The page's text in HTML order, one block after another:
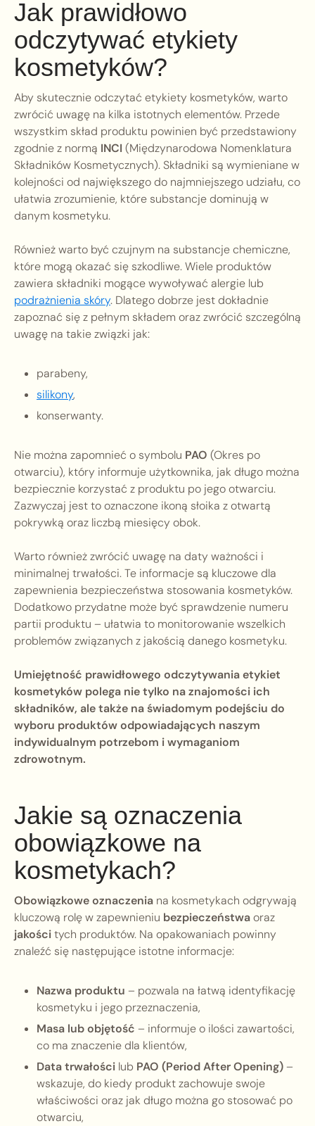
Jak prawidłowo
odczytywać etykiety
kosmetyków?
Aby skutecznie odczytać etykiety kosmetyków, warto
zwrócić uwagę na kilka istotnych elementów. Przede
wszystkim skład produktu powinien być przedstawiony
zgodnie z normą INCI (Międzynarodowa Nomenklatura
Składników Kosmetycznych). Składniki są wymieniane w
kolejności od największego do najmniejszego udziału, co
ułatwia zrozumienie, które substancje dominują w
danym kosmetyku.
Również warto być czujnym na substancje chemiczne,
które mogą okazać się szkodliwe. Wiele produktów
zawiera składniki mogące wywoływać alergie lub
podrażnienia skóry. Dlatego dobrze jest dokładnie
zapoznać się z pełnym składem oraz zwrócić szczególną
uwagę na takie związki jak:
parabeny,
silikony,
konserwanty.
Nie można zapomnieć o symbolu PAO (Okres po
otwarciu), który informuje użytkownika, jak długo można
bezpiecznie korzystać z produktu po jego otwarciu.
Zazwyczaj jest to oznaczone ikoną słoika z otwartą
pokrywką oraz liczbą miesięcy obok.
Warto również zwrócić uwagę na daty ważności i
minimalnej trwałości. Te informacje są kluczowe dla
zapewnienia bezpieczeństwa stosowania kosmetyków.
Dodatkowo przydatne może być sprawdzenie numeru
partii produktu – ułatwia to monitorowanie wszelkich
problemów związanych z jakością danego kosmetyku.
Umiejętność prawidłowego odczytywania etykiet
kosmetyków polega nie tylko na znajomości ich
składników, ale także na świadomym podejściu do
wyboru produktów odpowiadających naszym
indywidualnym potrzebom i wymaganiom
zdrowotnym.
Jakie są oznaczenia
obowiązkowe na
kosmetykach?
Obowiązkowe oznaczenia na kosmetykach odgrywają
kluczową rolę w zapewnieniu bezpieczeństwaoraz
jakościtych produktów. Na opakowaniach powinny
znaleźć się następujące istotne informacje:
Nazwa produktu – pozwala na łatwą identyfikację
kosmetyku i jego przeznaczenia,
Masa lub objętość – informuje o ilości zawartości,
co ma znaczenie dla klientów,
Data trwałości lub PAO (Period After Opening)–
wskazuje, do kiedy produkt zachowuje swoje
właściwości oraz jak długo można go stosować po
otwarciu,